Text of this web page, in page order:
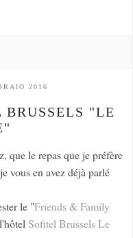
2016
BRUSSELS "LE
que le repas que je préfère
vous en avez déjà parlé
le "Friends & Family
Sofitel Brussels Le